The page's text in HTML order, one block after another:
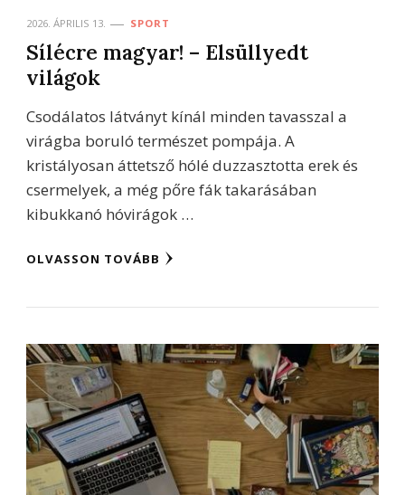
2026. ÁPRILIS 13. SPORT
Sílécre magyar! – Elsüllyedt
világok
Csodálatos látványt kínál minden tavasszal a
virágba boruló természet pompája. A
kristályosan áttetsző hólé duzzasztotta erek és
csermelyek, a még pőre fák takarásában
kibukkanó hóvirágok …
OLVASSON TOVÁBB